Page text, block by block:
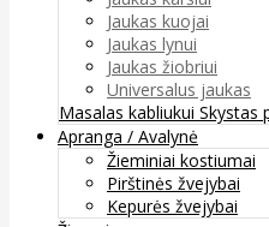
Jaukas kuojai
Jaukas lynui
Jaukas žiobriui
Universalus jaukas
Masalas kabliukui Skystas
Apranga / Avalynė
Žieminiai kostiumai
Pirštinės žvejybai
Kepurės žvejybai